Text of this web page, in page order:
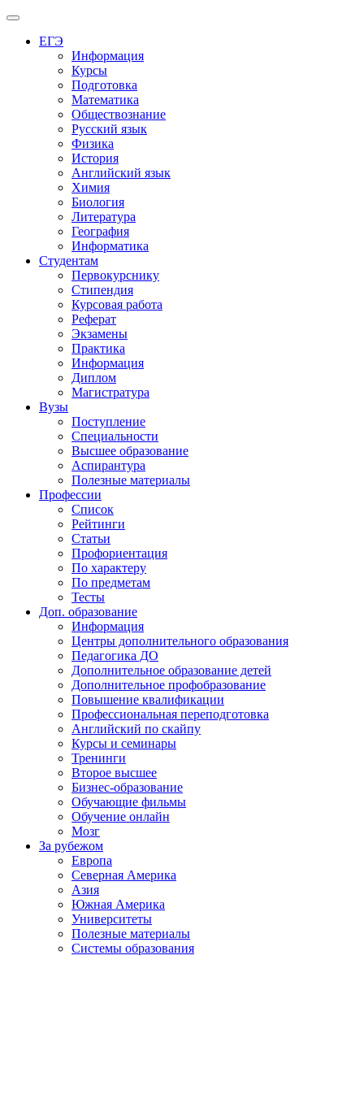
Меню
ЕГЭ
Информация
Курсы
Подготовка
Математика
Обществознание
Русский язык
Физика
История
Английский язык
Химия
Биология
Литература
География
Информатика
Студентам
Первокурснику
Стипендия
Курсовая работа
Реферат
Экзамены
Практика
Информация
Диплом
Магистратура
Вузы
Поступление
Специальности
Высшее образование
Аспирантура
Полезные материалы
Профессии
Список
Рейтинги
Статьи
Профориентация
По характеру
По предметам
Тесты
Доп. образование
Информация
Центры дополнительного образования
Педагогика ДО
Дополнительное образование детей
Дополнительное профобразование
Повышение квалификации
Профессиональная переподготовка
Английский по скайпу
Курсы и семинары
Тренинги
Второе высшее
Бизнес-образование
Обучающие фильмы
Обучение онлайн
Мозг
За рубежом
Европа
Северная Америка
Азия
Южная Америка
Университеты
Полезные материалы
Системы образования